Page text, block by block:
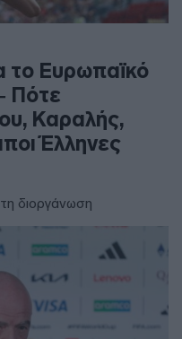
το Ευρωπαϊκό
Πότε
Καραλής,
Έλληνες
διοργάνωση